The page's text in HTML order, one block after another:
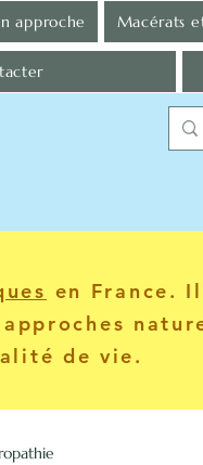
approche Macérats
en France.
de vie.